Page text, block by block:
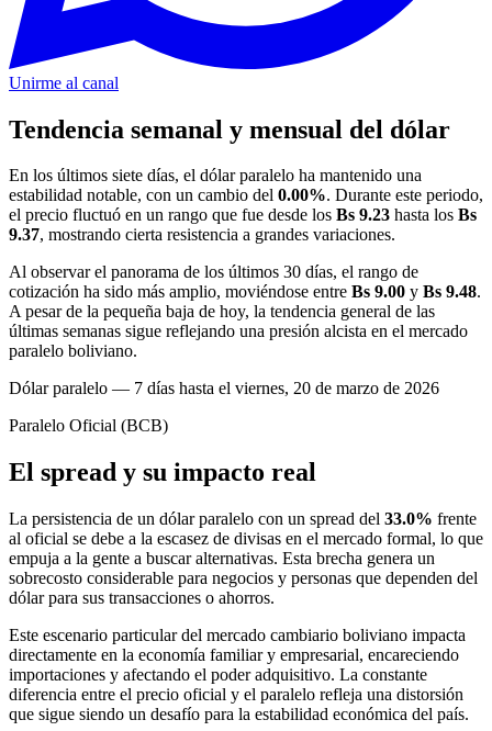
Unirme al canal
Tendencia semanal y mensual del dólar
En los últimos siete días, el dólar paralelo ha mantenido una
estabilidad notable, con un cambio del 0.00%. Durante este periodo,
el precio fluctuó en un rango que fue desde los Bs 9.23 hasta los Bs
9.37, mostrando cierta resistencia a grandes variaciones.
Al observar el panorama de los últimos 30 días, el rango de
cotización ha sido más amplio, moviéndose entre Bs 9.00 y Bs 9.48.
A pesar de la pequeña baja de hoy, la tendencia general de las
últimas semanas sigue reflejando una presión alcista en el mercado
paralelo boliviano.
Dólar paralelo — 7 días hasta el viernes, 20 de marzo de 2026
Paralelo Oficial (BCB)
El spread y su impacto real
La persistencia de un dólar paralelo con un spread del 33.0% frente
al oficial se debe a la escasez de divisas en el mercado formal, lo que
empuja a la gente a buscar alternativas. Esta brecha genera un
sobrecosto considerable para negocios y personas que dependen del
dólar para sus transacciones o ahorros.
Este escenario particular del mercado cambiario boliviano impacta
directamente en la economía familiar y empresarial, encareciendo
importaciones y afectando el poder adquisitivo. La constante
diferencia entre el precio oficial y el paralelo refleja una distorsión
que sigue siendo un desafío para la estabilidad económica del país.